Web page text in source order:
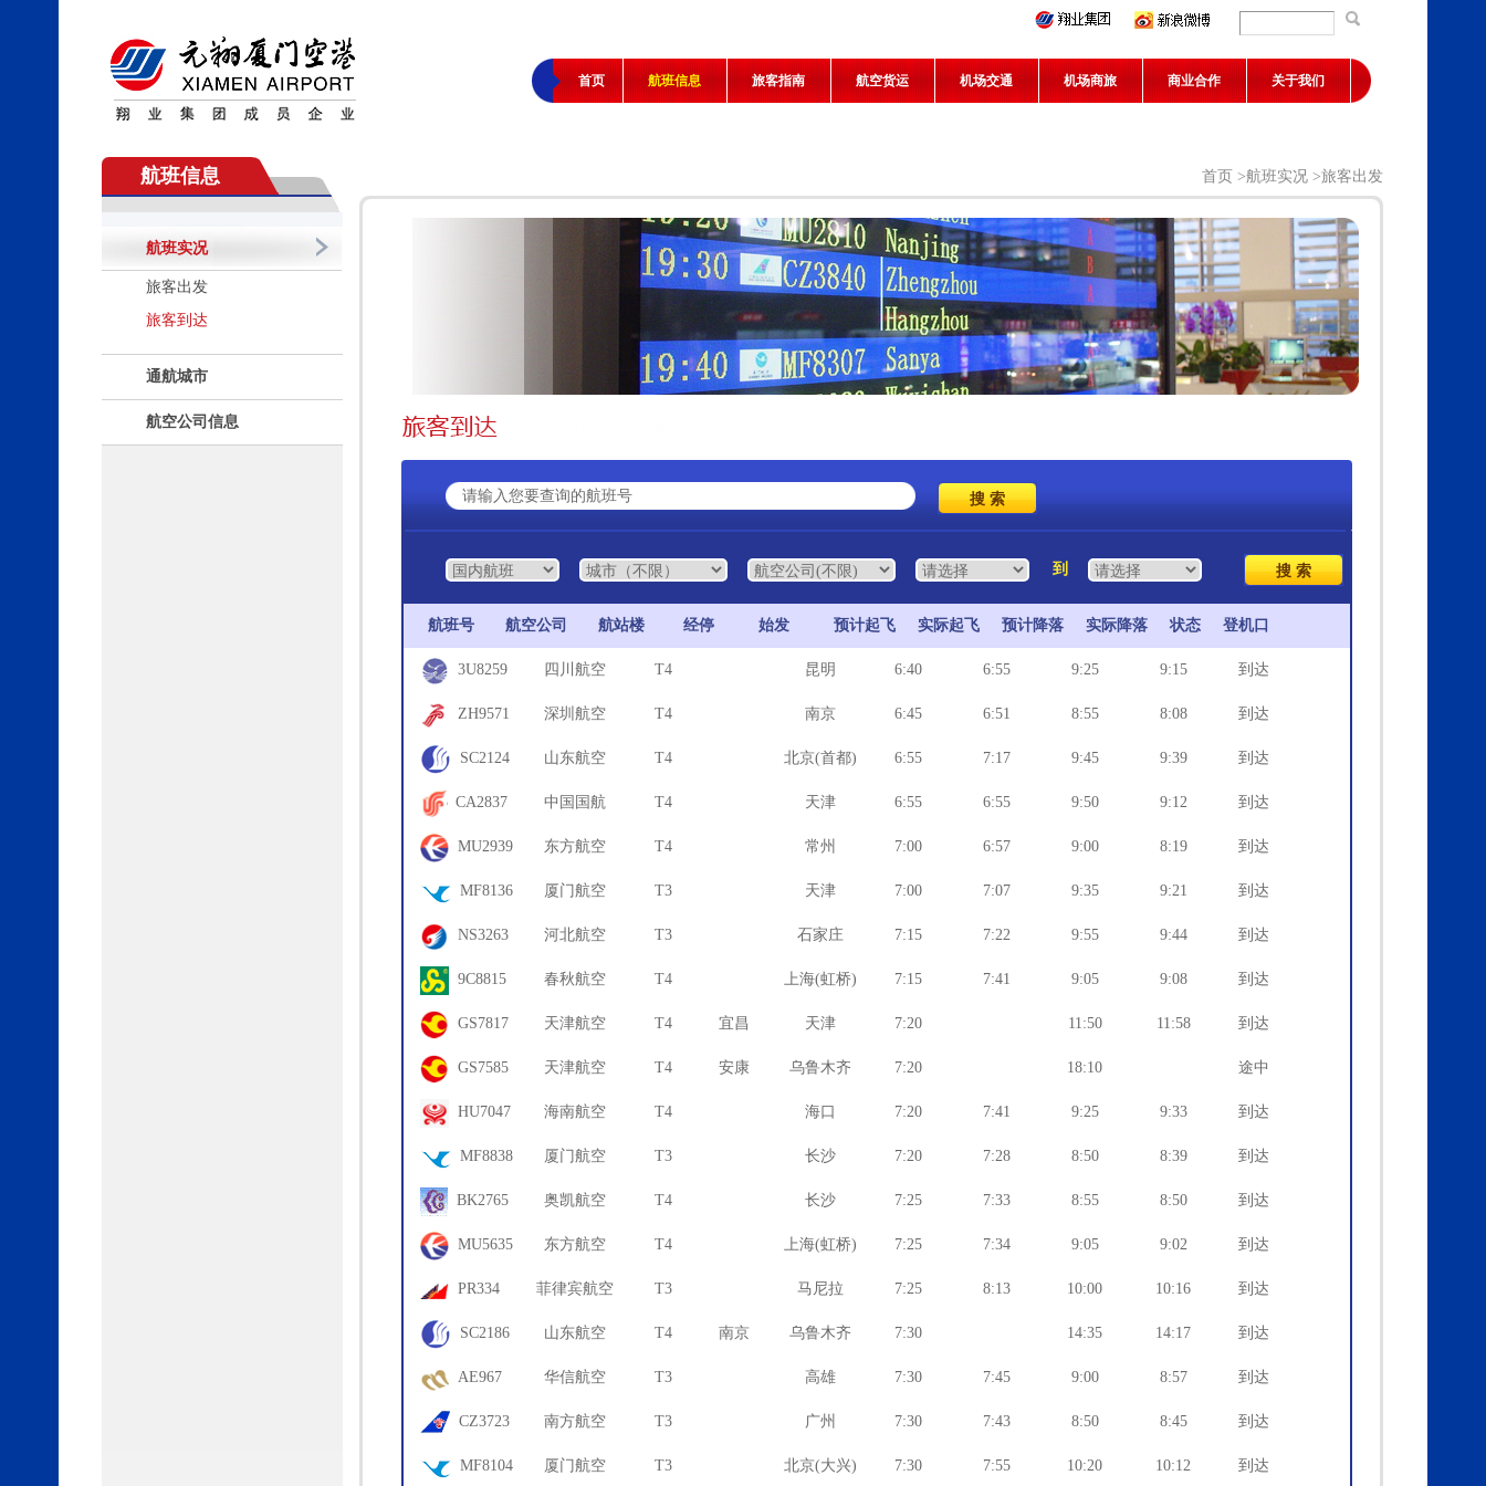
首页 航班信息 旅客指南 航空货运 机场交通 机场商旅 商业合作 关于我们
航班信息
航班实况
旅客出发
旅客到达
通航城市
航空公司信息
首页 >航班实况 >旅客出发
到
航班号 航空公司 航站楼 经停 始发 预计起飞 实际起飞 预计降落 实际降落 状态 登机口
3U8259 四川航空 T4 昆明 6:40 6:55 9:25 9:15 到达
73 ZH9571 深圳航空 T4 南京 6:45 6:51 8:55 8:08 到达
72 SC2124 山东航空 T4 北京(首都) 6:55 7:17 9:45 9:39 到达
75CA2837 中国国航 T4 天津 6:55 6:55 9:50 9:12 到达
63 MU2939 东方航空 T4 常州 7:00 6:57 9:00 8:19 到达
62 MF8136 厦门航空 T3 天津 7:00 7:07 9:35 9:21 到达
8L NS3263 河北航空 T3 石家庄 7:15 7:22 9:55 9:44 到达
07 9C8815 春秋航空 T4 上海(虹桥) 7:15 7:41 9:05 9:08 到达
66 GS7817 天津航空 T4 宜昌 天津 7:20 11:50 11:58 到达
65 GS7585 天津航空 T4 安康 乌鲁木齐 7:20 18:10 途中
63 HU7047 海南航空 T4 海口 7:20 7:41 9:25 9:33 到达
68 MF8838 厦门航空 T3 长沙 7:20 7:28 8:50 8:39 到达
02 BK2765 奥凯航空 T4 长沙 7:25 7:33 8:55 8:50 到达
61 MU5635 东方航空 T4 上海(虹桥) 7:25 7:34 9:05 9:02 到达
70 PR334 菲律宾航空 T3 马尼拉 7:25 8:13 10:00 10:16 到达
10 SC2186 山东航空 T4 南京 乌鲁木齐 7:30 14:35 14:17 到达
61 AE967 华信航空 T3 高雄 7:30 7:45 9:00 8:57 到达
09 CZ3723 南方航空 T3 广州 7:30 7:43 8:50 8:45 到达
18 MF8104 厦门航空 T3 北京(大兴) 7:30 7:55 10:20 10:12 到达